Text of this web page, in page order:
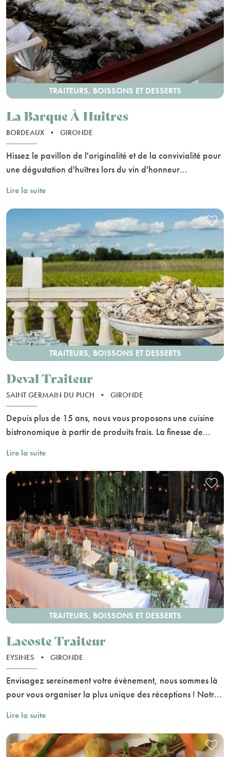
TRAITEURS, BOISSONS ET DESSERTS
La Barque À Huitres
BORDEAUX • GIRONDE
Hissez le pavillon de l'originalité et de la convivialité pour
une dégustation d'huîtres lors du vin d'honneur...
Lire la suite
TRAITEURS, BOISSONS ET DESSERTS
Deval Traiteur
SAINT GERMAIN DU PUCH • GIRONDE
Depuis plus de 15 ans, nous vous proposons une cuisine
bistronomique à partir de produits frais. La finesse de...
Lire la suite
TRAITEURS, BOISSONS ET DESSERTS
Lacoste Traiteur
EYSINES • GIRONDE
Envisagez sereinement votre évènement, nous sommes là
pour vous organiser la plus unique des réceptions ! Notr...
Lire la suite